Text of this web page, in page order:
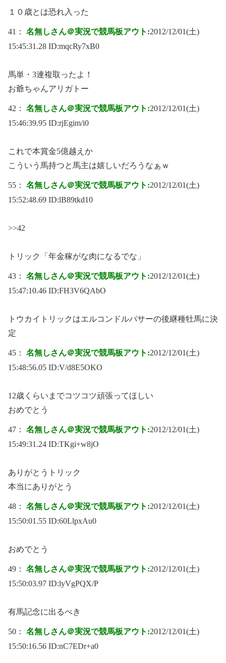
１０歳とは恐れ入った
41： 名無しさん＠実況で競馬板アウト:2012/12/01(土)
15:45:31.28 ID:mqcRy7xB0
馬単・3連複取ったよ！
お爺ちゃんアリガトー
42： 名無しさん＠実況で競馬板アウト:2012/12/01(土)
15:46:39.95 ID:rjEgim/i0
これで本賞金5億越えか
こういう馬持つと馬主は嬉しいだろうなぁｗ
55： 名無しさん＠実況で競馬板アウト:2012/12/01(土)
15:52:48.69 ID:lB89tkd10
>>42
トリック「年金稼がな肉になるでな」
43： 名無しさん＠実況で競馬板アウト:2012/12/01(土)
15:47:10.46 ID:FH3V6QAbO
トウカイトリックはエルコンドルパサーの後継種牡馬に決
定
45： 名無しさん＠実況で競馬板アウト:2012/12/01(土)
15:48:56.05 ID:V/d8E5OKO
12歳くらいまでコツコツ頑張ってほしい
おめでとう
47： 名無しさん＠実況で競馬板アウト:2012/12/01(土)
15:49:31.24 ID:TKgi+w8jO
ありがとうトリック
本当にありがとう
48： 名無しさん＠実況で競馬板アウト:2012/12/01(土)
15:50:01.55 ID:60LlpxAu0
おめでとう
49： 名無しさん＠実況で競馬板アウト:2012/12/01(土)
15:50:03.97 ID:lyVgPQX/P
有馬記念に出るべき
50： 名無しさん＠実況で競馬板アウト:2012/12/01(土)
15:50:16.56 ID:nC7EDr+a0